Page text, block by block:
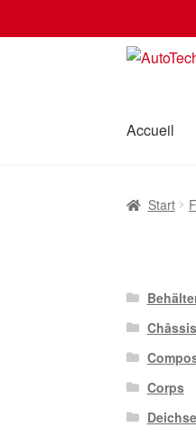
Zur
Zum
Accueil
Start
Corps